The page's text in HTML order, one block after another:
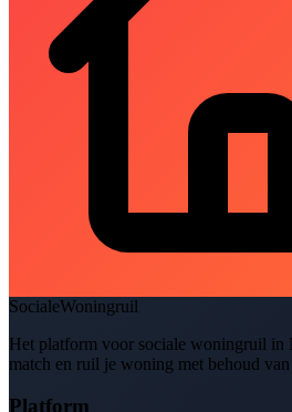
SocialeWoningruil
Het platform voor sociale woningruil in
match en ruil je woning met behoud
Platform